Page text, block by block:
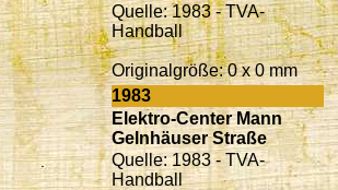
Quelle: 1983 - TVA-
Handball
Originalgröße: 0 x 0 mm
1983
Elektro-Center Mann
Gelnhäuser Straße
Quelle: 1983 - TVA-
Handball